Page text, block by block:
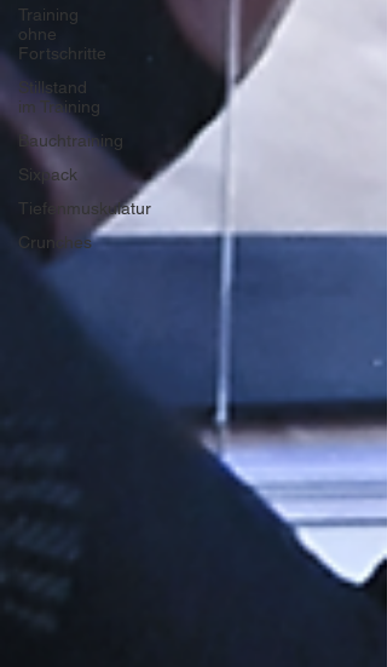
Training
ohne
Fortschritte
Stillstand
im Training
Bauchtraining
Sixpack
Tiefenmuskulatur
Crunches